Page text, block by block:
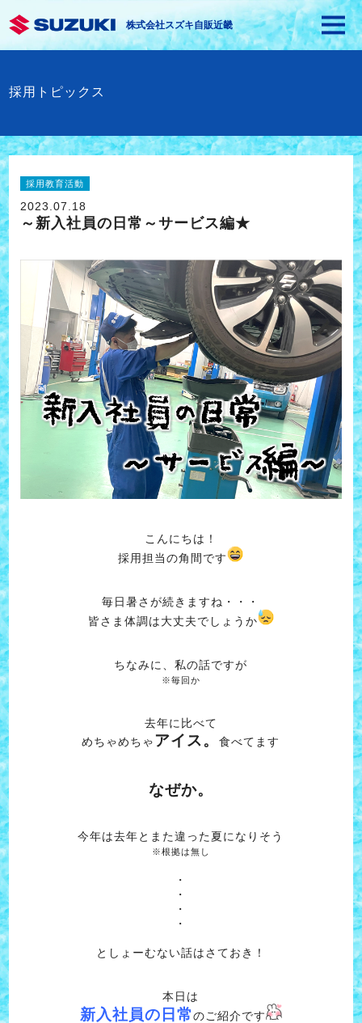
株式会社スズキ自販近畿
採用トピックス
採用教育活動
2023.07.18
～新入社員の日常～サービス編★
こんにちは！
採用担当の角間です
毎日暑さが続きますね・・・
皆さま体調は大丈夫でしょうか
ちなみに、私の話ですが
※毎回か
去年に比べて
めちゃめちゃ アイス。食べてます
なぜか。
今年は去年とまた違った夏になりそう
※根拠は無し
・
・
・
・
としょーむない話はさておき！
本日は
新入社員の日常のご紹介です